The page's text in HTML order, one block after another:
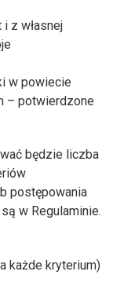
z własnej
w powiecie
– potwierdzone
będzie liczba
postępowania
w Regulaminie.
każde kryterium)